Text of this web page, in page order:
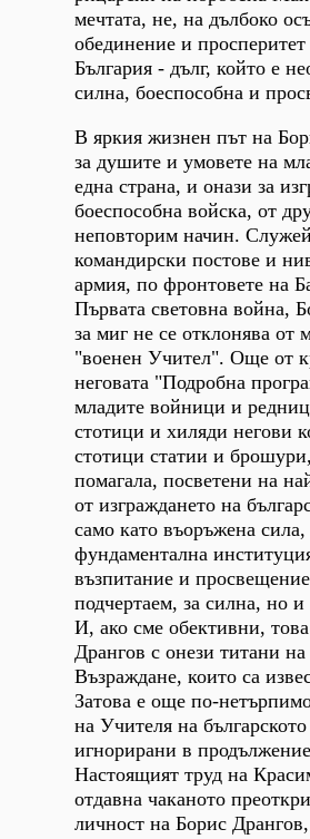
мечтата, не, на дълбоко
обединение и
България - дълг, който е
силна, боеспособна и
В яркия жизнен път на
за душите и умовете на
една страна, и онази за
боеспособна войска, от
неповторим начин.
командирски постове и
армия, по фронтовете на
Първата световна война,
за миг не се отклонява от
"военен Учител". Още от
неговата "Подробна
младите войници и
стотици и хиляди негови
стотици статии и
помагала, посветени на
от изграждането на
само като въоръжена
фундаментална
възпитание и
подчертаем, за силна, но
И, ако сме обективни,
Дрангов с онези титани на
Възраждане, които са
Затова е още по-
на Учителя на
игнорирани в
Настоящият труд на
отдавна чаканото
личност на Борис